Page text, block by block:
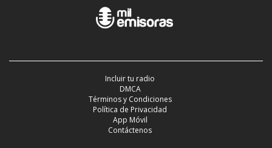
Incluir tu radio
DMCA
Términos y Condiciones
Política de Privacidad
App Móvil
Contáctenos